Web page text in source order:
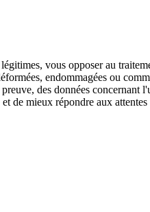
vous opposer au
endommagées ou
des données
de mieux répondre aux